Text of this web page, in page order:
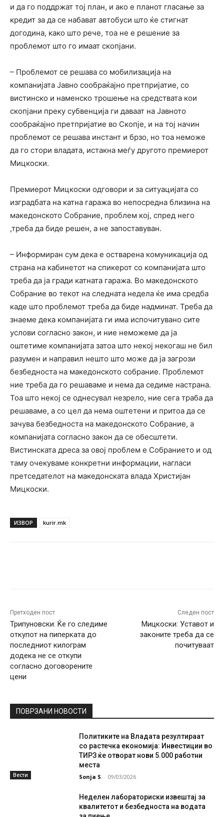
и да го поддржат тој план, и ако е планот гласање за
кредит за да се набават автобуси што ќе стигнат
догодина, како што рече, тоа не е решение за
проблемот што го имаат скопјани.
– Проблемот се решава со мобилизација на
компанијата Јавно сообраќајно претпријатие, со
вистинско и наменско трошење на средствата кои
скопјани преку субвенција ги даваат на Јавното
сообраќајно претпријатие во Скопје, и на тој начин
проблемот се решава инстант и брзо, но тоа неможе
да го стори владата, истакна меѓу другото премиерот
Мицкоски.
Премиерот Мицкоски одговори и за ситуацијата со
изградбата на катна гаража во непосредна близина на
македонското Собрание, проблем кој, спред него
,треба да биде решен, а не запоставуван.
– Информиран сум дека е остварена комуникација од
страна на кабинетот на спикерот со компанијата што
треба да ја гради катната гаража. Во македонското
Собрание во текот на следната недела ќе има средба
каде што проблемот треба да биде надминат. Треба да
знаеме дека компанијата ги има испочитувано сите
услови согласно закон, и ние неможеме да ја
оштетиме компанијата затоа што некој некогаш не бил
разумен и направил нешто што може да ја загрози
безбедноста на македонското собрание. Проблемот
ние треба да го решаваме и нема да седиме настрана.
Тоа што некој се однесувал незрело, ние сега траба да
решаваме, а со цел да нема оштетени и притоа да се
зачува безбедноста на македонското Собрание, а
компанијата согласно закон да се обесштети.
Вистинската дреса за овој проблем е Собранието и од
таму очекуваме конкретни информации, нагласи
претседателот на македонската влада Христијан
Мицкоски.
ИЗВОР kurir.mk
Претходен пост
Трипуновски: Ќе го следиме
откупот на пиперката до
последниот килограм
додека не се откупи
согласно договорените
цени
Следен пост
Мицкоски: Уставот и
законите треба да се
почитуваат
ПОВРЗАНИ НОВОСТИ
Вести
Политиките на Владата резултираат
со растечка економија: Инвестиции во
ТИРЗ ќе отворат нови 5.000 работни
места
Sonja S - 09/03/2026
Неделен лабораториски извештај за
квалитетот и безбедноста на водата